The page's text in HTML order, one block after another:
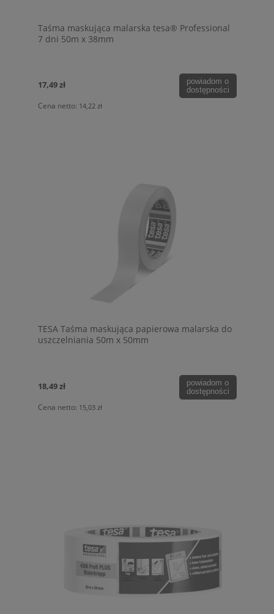
Taśma maskująca malarska tesa® Professional
7 dni 50m x 38mm
17,49 zł
Cena netto: 14,22 zł
powiadom o
dostępności
TESA Taśma maskująca papierowa malarska do
uszczelniania 50m x 50mm
18,49 zł
Cena netto: 15,03 zł
powiadom o
dostępności